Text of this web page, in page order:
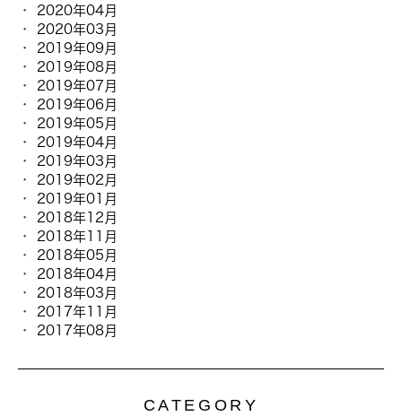
2020年04月
2020年03月
2019年09月
2019年08月
2019年07月
2019年06月
2019年05月
2019年04月
2019年03月
2019年02月
2019年01月
2018年12月
2018年11月
2018年05月
2018年04月
2018年03月
2017年11月
2017年08月
CATEGORY